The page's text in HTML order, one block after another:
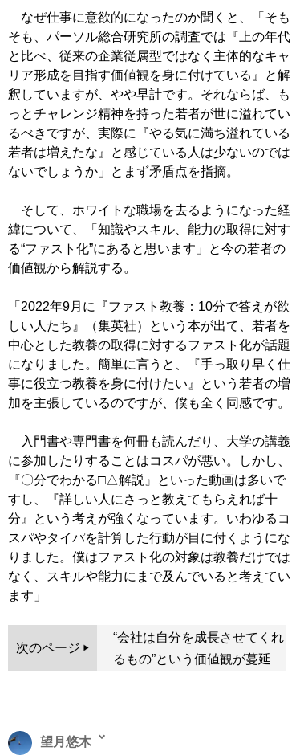
なぜ仕事に意欲的になったのか聞くと、「そも
そも、パーソル総合研究所の調査では『上の年代
と比べ、従来の企業従属型ではなく主体的なキャ
リア形成を目指す価値観を身に付けている』と解
釈していますが、やや早計です。それならば、も
っとチャレンジ精神を持った若者が世に溢れてい
るべきですが、実際に『やる気に満ち溢れている
若者は増えたな』と感じている人は少ないのでは
ないでしょうか」とまず矛盾点を指摘。
そして、ホワイトな職場を去るようになった経
緯について、「知識やスキル、能力の取得に対す
る“ファスト化”にあると思います」と今の若者の
価値観から解説する。
「2022年9月に『ファスト教養：10分で答えが欲
しい人たち』（集英社）という本が出て、若者を
中心とした教養の取得に対するファスト化が話題
になりました。簡単に言うと、『手っ取り早く仕
事に役立つ教養を身に付けたい』という若者の増
加を主張しているのですが、僕も全く同感です。
入門書や専門書を何冊も読んだり、大学の講義
に参加したりすることはコスパが悪い。しかし、
『〇分でわかる□△解説』といった動画は多いで
すし、『詳しい人にさっと教えてもらえれば十
分』という考えが強くなっています。いわゆるコ
スパやタイパを計算した行動が目に付くようにな
りました。僕はファスト化の対象は教養だけでは
なく、スキルや能力にまで及んでいると考えてい
ます」
次のページ
“会社は自分を成長させてくれ
るもの”という価値観が蔓延
望月悠木